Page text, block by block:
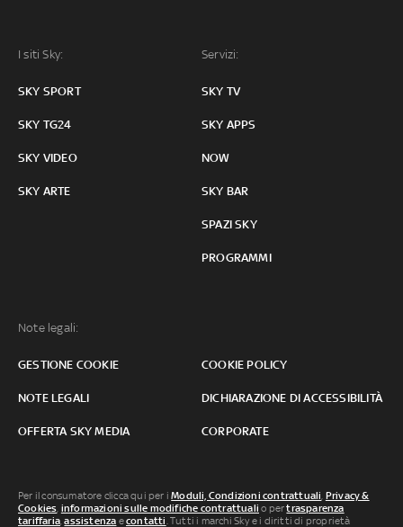
I siti Sky:
SKY SPORT
SKY TG24
SKY VIDEO
SKY ARTE
Servizi:
SKY TV
SKY APPS
NOW
SKY BAR
SPAZI SKY
PROGRAMMI
Note legali:
GESTIONE COOKIE COOKIE POLICY
NOTE LEGALI DICHIARAZIONE DI ACCESSIBILITÀ
OFFERTA SKY MEDIA CORPORATE
Per il consumatore clicca qui per iModuli, Condizioni contrattuali, Privacy &
Cookies, informazioni sulle modifiche contrattuali o pertrasparenza
tariffaria,assistenza econtatti. Tutti i marchi Sky e i diritti di proprietà